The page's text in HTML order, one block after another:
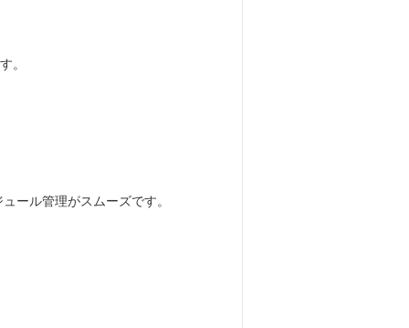
。
ール管理がスムーズです。